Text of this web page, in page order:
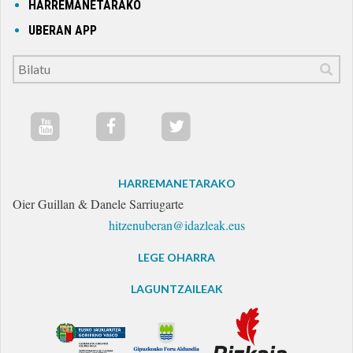
HARREMANETARAKO
UBERAN APP
HARREMANETARAKO
Oier Guillan & Danele Sarriugarte
hitzenuberan@idazleak.eus
LEGE OHARRA
LAGUNTZAILEAK